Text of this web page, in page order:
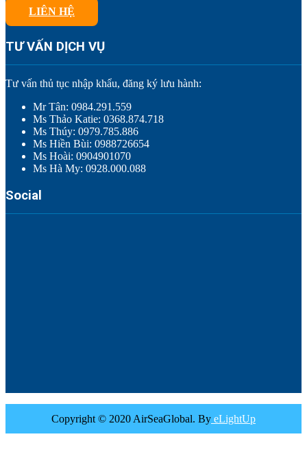
LIÊN HỆ
TƯ VẤN DỊCH VỤ
Tư vấn thủ tục nhập khẩu, đăng ký lưu hành:
Mr Tân: 0984.291.559
Ms Thảo Katie: 0368.874.718
Ms Thúy: 0979.785.886
Ms Hiền Bùi: 0988726654
Ms Hoài: 0904901070
Ms Hà My: 0928.000.088
Social
Copyright © 2020 AirSeaGlobal. By eLightUp